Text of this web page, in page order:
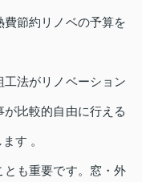
節約リノベの予算を
工法がリノベーション
比較的自由に行える
す 。
とも重要です。窓・外